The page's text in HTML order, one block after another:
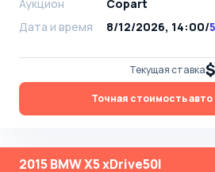
Аукцион
Copart
Дата и время
8/12/2026, 14:00/
Текущая ставка
Точная стоимость авто
2015 BMW X5 xDrive50I